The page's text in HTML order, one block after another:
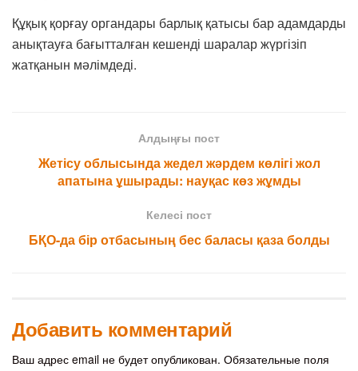
Құқық қорғау органдары барлық қатысы бар адамдарды
анықтауға бағытталған кешенді шаралар жүргізіп
жатқанын мәлімдеді.
Алдыңғы пост
Жетісу облысында жедел жәрдем көлігі жол
апатына ұшырады: науқас көз жұмды
Келесі пост
БҚО-да бір отбасының бес баласы қаза болды
Добавить комментарий
Ваш адрес email не будет опубликован. Обязательные поля